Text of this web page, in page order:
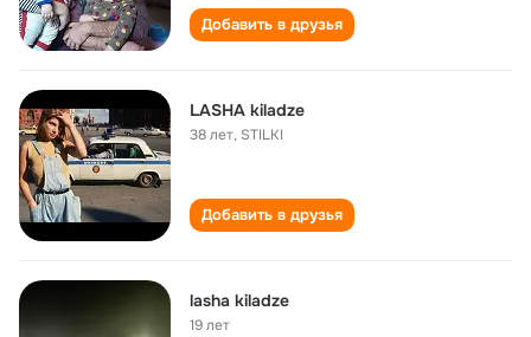
Добавить в друзья
LASHA kiladze
38 лет, STILKI
Добавить в друзья
lasha kiladze
19 лет